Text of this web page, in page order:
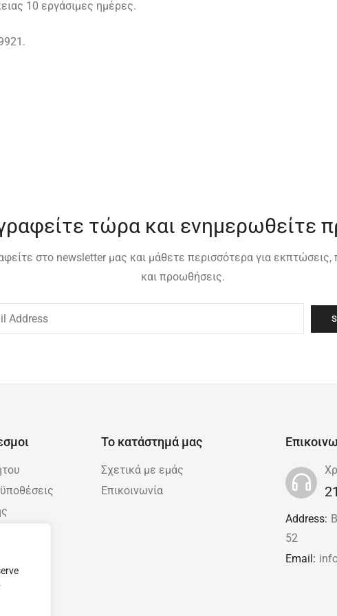
10 εργάσιμες ημέρες.
τώρα και ενημερωθείτε
στο newsletter μας και μάθετε περισσότερα για
και προωθήσεις.
Το κατάστημά μας
Σχετικά με εμάς
Επικοινωνία
Address:
52
Email: